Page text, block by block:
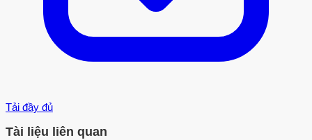
Tải đầy đủ
Tài liệu liên quan